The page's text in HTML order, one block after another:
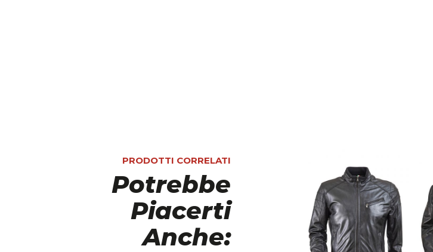
PRODOTTI CORRELATI
Potrebbe
Piacerti
Anche: